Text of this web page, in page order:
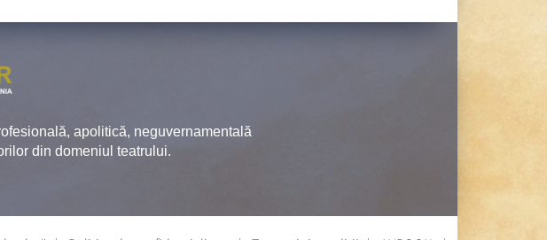
apolitică, neguvernamentală
din domeniul teatrului.